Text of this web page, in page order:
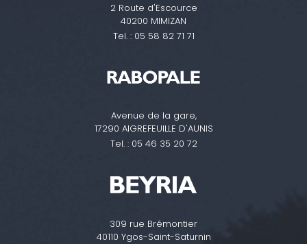
2 Route d'Escource
40200 MIMIZAN
Tel. : 05 58 82 71 71
Avenue de la gare,
17290 AIGREFEUILLE D'AUNIS
Tel. : 05 46 35 20 72
309 rue Brémontier
40110 Ygos-Saint-Saturnin